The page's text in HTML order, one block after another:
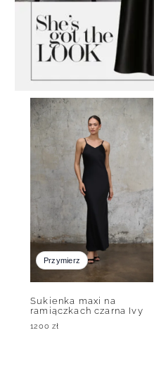
Przymierz
Sukienka maxi na
ramiączkach czarna Ivy
1200zł